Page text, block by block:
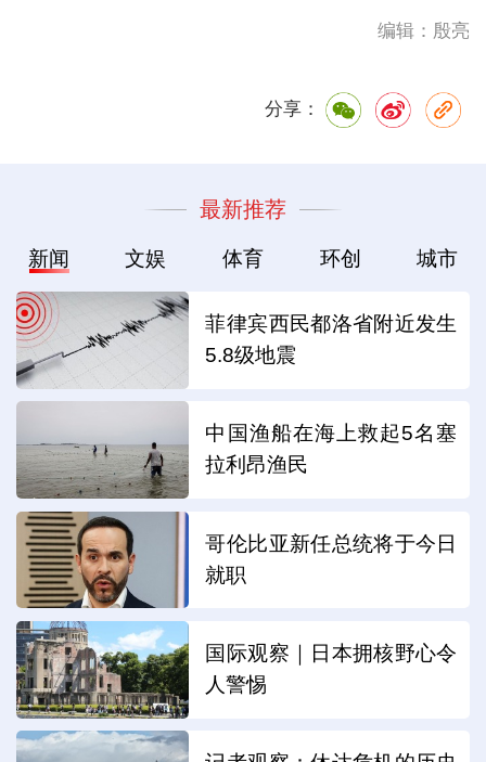
编辑：殷亮
分享：
最新推荐
新闻 文娱 体育 环创 城市
菲律宾西民都洛省附近发生
5.8级地震
中国渔船在海上救起5名塞
拉利昂渔民
哥伦比亚新任总统将于今日
就职
国际观察｜日本拥核野心令
人警惕